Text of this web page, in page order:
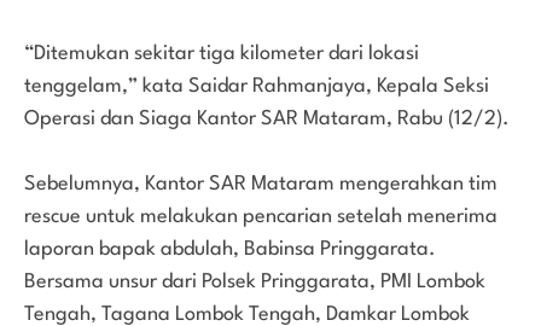
“Ditemukan sekitar tiga kilometer dari lokasi
tenggelam,” kata Saidar Rahmanjaya, Kepala Seksi
Operasi dan Siaga Kantor SAR Mataram, Rabu (12/2).
Sebelumnya, Kantor SAR Mataram mengerahkan tim
rescue untuk melakukan pencarian setelah menerima
laporan bapak abdulah, Babinsa Pringgarata.
Bersama unsur dari Polsek Pringgarata, PMI Lombok
Tengah, Tagana Lombok Tengah, Damkar Lombok